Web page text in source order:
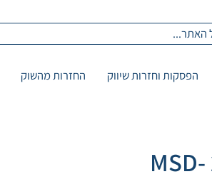
הפסקות וחזרות שיווק החזרות מהשוק